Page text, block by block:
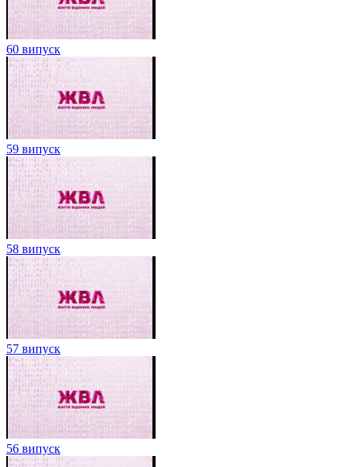
60 випуск
59 випуск
58 випуск
57 випуск
56 випуск